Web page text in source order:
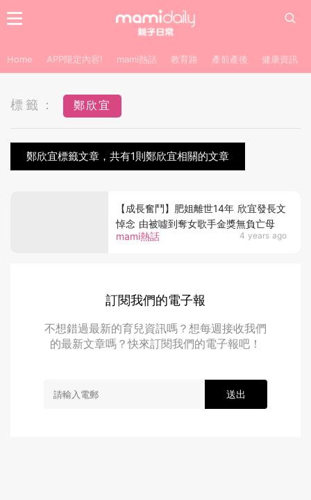
Home APP限定內容! mami熱話 教育路 產前產後 健康資訊
標籤： 鄭欣宜
鄭欣宜標籤文章，共有1則鄭欣宜相關的文章
mami熱話 4 years ago
【成長奮鬥】肥姐離世14年 欣宜發長文
悼念 由被噓到奪女歌手金獎無負亡母
訂閱我們的電子報
不想錯過最新的育兒資訊嗎？想每週接收我們
的最新文章嗎？快來訂閱我們的電子報吧！
送出